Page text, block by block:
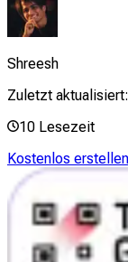
Shreesh
Zuletzt aktualisiert:
10 Lesezeit
Kostenlos